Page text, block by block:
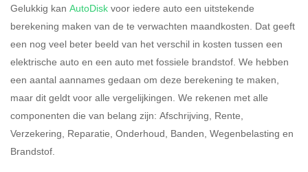
Rijdt u meer dan 500
kilometer privé?
Ja Nee
Belastingspercentage
37,07% (Belastbaar tot €
Gelukkig kan AutoDisk voor iedere auto een uitstekende
berekening maken van de te verwachten maandkosten. Dat geeft
een nog veel beter beeld van het verschil in kosten tussen een
elektrische auto en een auto met fossiele brandstof. We hebben
een aantal aannames gedaan om deze berekening te maken,
maar dit geldt voor alle vergelijkingen. We rekenen met alle
componenten die van belang zijn: Afschrijving, Rente,
Verzekering, Reparatie, Onderhoud, Banden, Wegenbelasting en
Brandstof.